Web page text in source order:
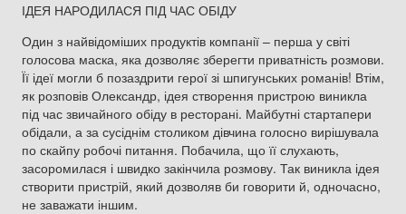
ІДЕЯ НАРОДИЛАСЯ ПІД ЧАС ОБІДУ
Один з найвідоміших продуктів компанії – перша у світі
голосова маска, яка дозволяє зберегти приватність розмови.
Її ідеї могли б позаздрити герої зі шпигунських романів! Втім,
як розповів Олександр, ідея створення пристрою виникла
під час звичайного обіду в ресторані. Майбутні стартапери
обідали, а за сусіднім столиком дівчина голосно вирішувала
по скайпу робочі питання. Побачила, що її слухають,
засоромилася і швидко закінчила розмову. Так виникла ідея
створити пристрій, який дозволяв би говорити й, одночасно,
не заважати іншим.